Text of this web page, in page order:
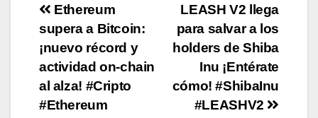
Post
navigation
LEASH V2 llega
para salvar a los
holders de Shiba
Inu ¡Entérate
cómo! #ShibaInu
#LEASHV2
Ethereum
supera a Bitcoin:
¡nuevo récord y
actividad on-chain
al alza! #Cripto
#Ethereum